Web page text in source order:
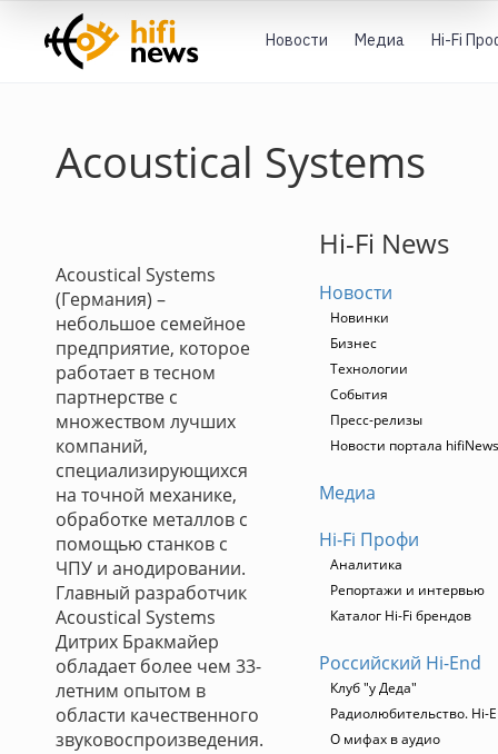
Новости Медиа Hi-Fi
Acoustical Systems
Acoustical Systems
(Германия) –
небольшое семейное
предприятие, которое
работает в тесном
партнерстве с
множеством лучших
компаний,
специализирующихся
на точной механике,
обработке металлов с
помощью станков с
ЧПУ и анодировании.
Главный разработчик
Acoustical Systems
Дитрих Бракмайер
обладает более чем 33-
летним опытом в
области качественного
звуковоспроизведения.
Hi-Fi News
Новости
Новинки
Бизнес
Технологии
События
Пресс-релизы
Новости портала hifiNews
Медиа
Hi-Fi Профи
Аналитика
Репортажи и интервью
Каталог Hi-Fi брендов
Российский Hi-End
Клуб "у Деда"
Радиолюбительство. Hi-
О мифах в аудио